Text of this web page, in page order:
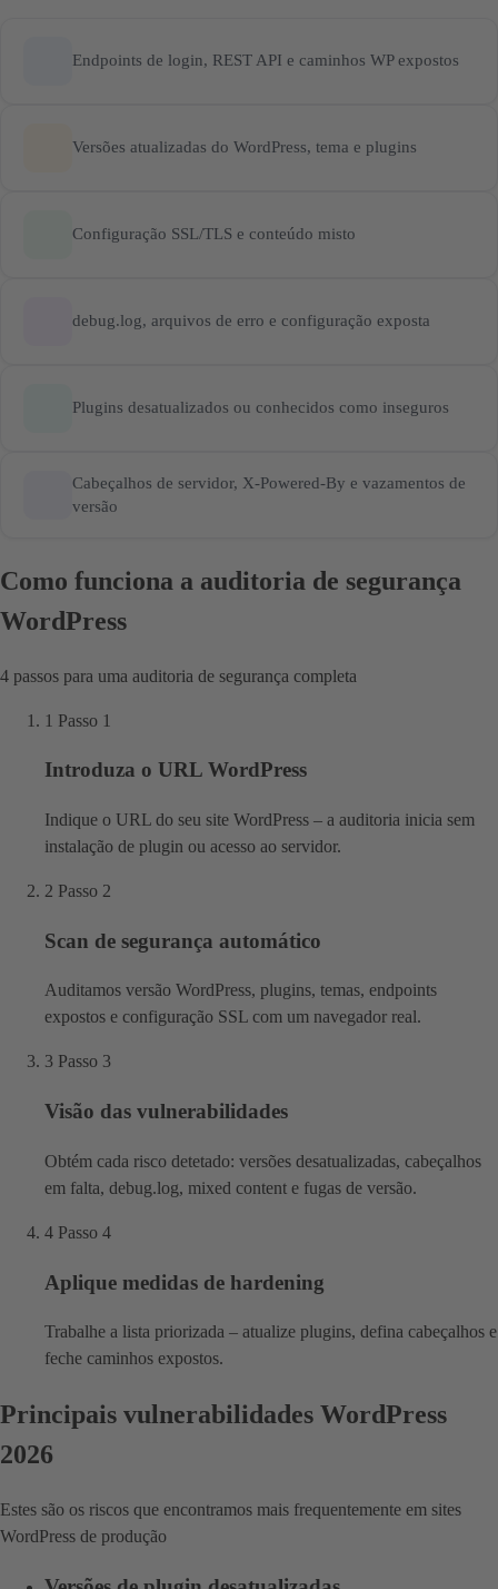
Endpoints de login, REST API e caminhos WP expostos
Versões atualizadas do WordPress, tema e plugins
Configuração SSL/TLS e conteúdo misto
debug.log, arquivos de erro e configuração exposta
Plugins desatualizados ou conhecidos como inseguros
Cabeçalhos de servidor, X-Powered-By e vazamentos de
versão
Como funciona a auditoria de segurança
WordPress
4 passos para uma auditoria de segurança completa
1 Passo 1
Introduza o URL WordPress
Indique o URL do seu site WordPress – a auditoria inicia sem
instalação de plugin ou acesso ao servidor.
2 Passo 2
Scan de segurança automático
Auditamos versão WordPress, plugins, temas, endpoints
expostos e configuração SSL com um navegador real.
3 Passo 3
Visão das vulnerabilidades
Obtém cada risco detetado: versões desatualizadas, cabeçalhos
em falta, debug.log, mixed content e fugas de versão.
4 Passo 4
Aplique medidas de hardening
Trabalhe a lista priorizada – atualize plugins, defina cabeçalhos e
feche caminhos expostos.
Principais vulnerabilidades WordPress
2026
Estes são os riscos que encontramos mais frequentemente em sites
WordPress de produção